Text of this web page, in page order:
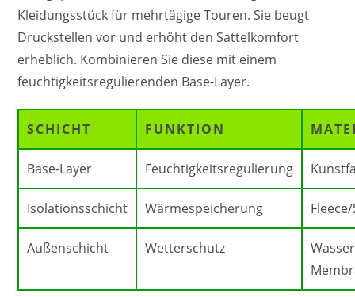
Kleidungsstück für mehrtägige Touren. Sie beugt
Druckstellen vor und erhöht den Sattelkomfort
erheblich. Kombinieren Sie diese mit einem
feuchtigkeitsregulierenden Base-Layer.
SCHICHT FUNKTION
Base-Layer Feuchtigkeitsregulierung
Isolationsschicht Wärmespeicherung
Außenschicht Wetterschutz